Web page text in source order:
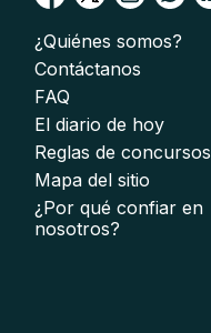
¿Quiénes somos?
Contáctanos
FAQ
El diario de hoy
Reglas de concursos
Mapa del sitio
¿Por qué confiar en
nosotros?